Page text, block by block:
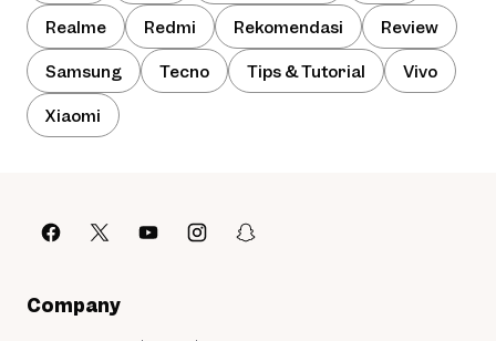
Realme Redmi Rekomendasi Review
Samsung Tecno Tips & Tutorial Vivo
Xiaomi
Company